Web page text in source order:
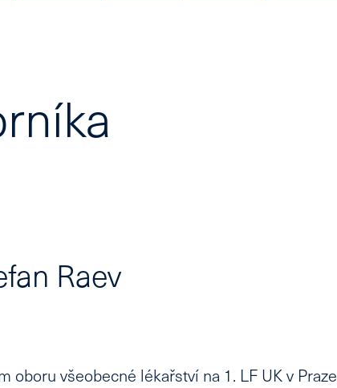
Raev
oboru všeobecné lékařství na 1. LF UK v Praze